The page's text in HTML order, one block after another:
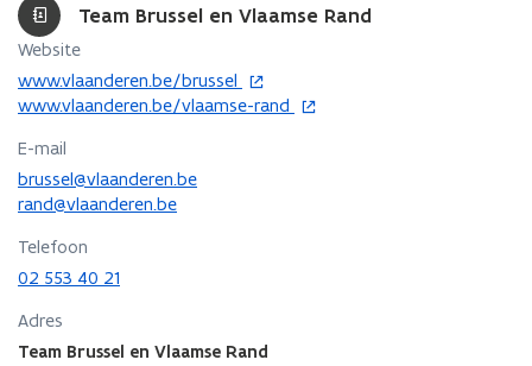
Team Brussel en Vlaamse Rand
Website
www.vlaanderen.be/brussel
o
p
n
t
i
n
i
u
w
www.vlaanderen.be/vlaamse-rand
o
e
n
t
n
n
e
u
E-mail
brussel@vlaanderen.be
rand@vlaanderen.be
Telefoon
02 553 40 21
Adres
Team Brussel en Vlaamse Rand